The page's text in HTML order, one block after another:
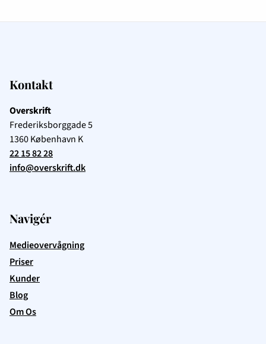
Kontakt
Overskrift
Frederiksborggade 5
1360København K
22 15 82 28
info@overskrift.dk
Navigér
Medieovervågning
Priser
Kunder
Blog
Om Os